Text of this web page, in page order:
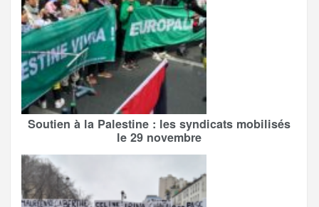
Soutien à la Palestine : les syndicats mobilisés
le 29 novembre